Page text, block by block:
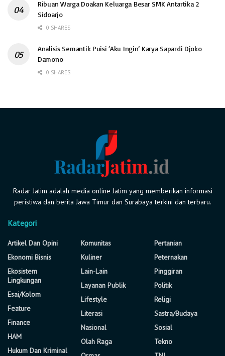
Ribuan Warga Doakan Keluarga Besar SMK Antartika 2
Sidoarjo
0 SHARES
Analisis Semantik Puisi ‘Aku Ingin’ Karya Sapardi Djoko
Damono
0 SHARES
Radar Jatim adalah media online Jatim yang memberikan informasi
peristiwa dan berita Jawa Timur dan Surabaya terkini dan terbaru.
Kategori
Artikel Dan Opini
Ekonomi Bisnis
Ekosistem
Lingkungan
Esai/Kolom
Feature
Finance
HAM
Hukum Dan Kriminal
Komunitas
Kuliner
Lain-Lain
Layanan Publik
Lifestyle
Literasi
Nasional
Olah Raga
Pertanian
Peternakan
Pinggiran
Politik
Religi
Sastra/Budaya
Sosial
Tekno